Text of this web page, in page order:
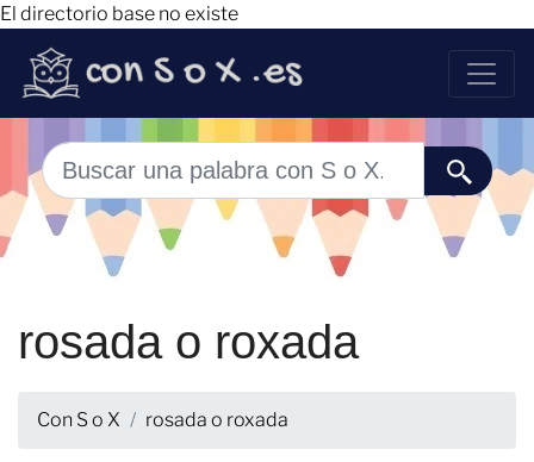
El directorio base no existe
rosada o roxada
Con S o X rosada o roxada